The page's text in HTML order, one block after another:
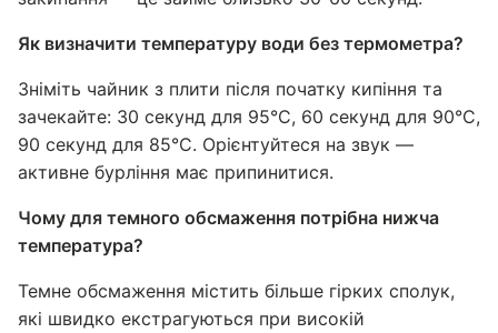
Як визначити температуру води без термометра?
Зніміть чайник з плити після початку кипіння та
зачекайте: 30 секунд для 95°C, 60 секунд для 90°C,
90 секунд для 85°C. Орієнтуйтеся на звук —
активне бурління має припинитися.
Чому для темного обсмаження потрібна нижча
температура?
Темне обсмаження містить більше гірких сполук,
які швидко екстрагуються при високій